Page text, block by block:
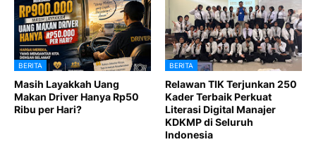
BERITA
Masih Layakkah Uang
Makan Driver Hanya Rp50
Ribu per Hari?
BERITA
Relawan TIK Terjunkan 250
Kader Terbaik Perkuat
Literasi Digital Manajer
KDKMP di Seluruh
Indonesia